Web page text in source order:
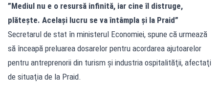
”Mediul nu e o resursă infinită, iar cine îl distruge,
plătește. Același lucru se va întâmpla și la Praid”
Secretarul de stat în ministerul Economiei, spune că urmează
să înceapă preluarea dosarelor pentru acordarea ajutoarelor
pentru antreprenorii din turism şi industria ospitalităţii, afectaţi
de situaţia de la Praid.